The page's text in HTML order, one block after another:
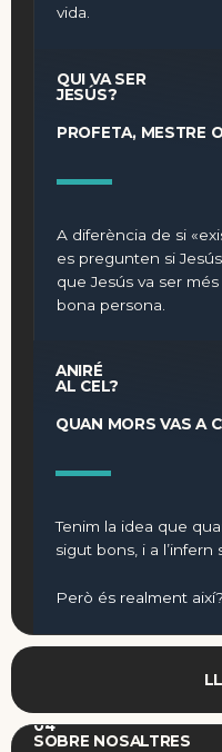
vida.
QUI VA SER
JESÚS?
PROFETA, MESTRE
A diferència de si
es pregunten si
que Jesús va ser
bona persona.
ANIRÉ
AL CEL?
QUAN MORS VAS A
Tenim la idea que
sigut bons, i a
Però és realment així?
04
SOBRE NOSALTRES